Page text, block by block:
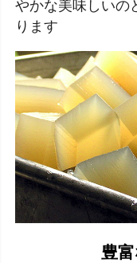
やかな美味しいの
ります
豊